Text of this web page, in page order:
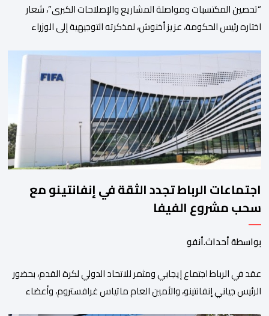
“تحصين المكتسبات ومواصلة المشاريع والإصلاحات الكبرى”، شعار
اختاره رئيس الحكومة، عزيز أخنوش، لمذكرته التوجيهية إلى الوزراء
مشروع من نوعه في ظل ولايته الحكومية. هذه الرسالة التأطيرية
ارتكزت على 4 أولويات، كما حملت ألحت على ضرورة عقلنة نفقات
التسيير، بل وتقييد التوظيف إلا في حالة الضرورة. […]
اجتماعات الرباط تجدد الثقة في إنفانتينو مع
سحب مشروع الفيفا
بواسطة أحداث.أنفو
عقد في الرباط اجتماع إيجابي ومثمر للاتحاد الدولي لكرة القدم، بحضور
الرئيس جياني إنفانتينو، والأمين العام ماتياس غرافستروم، وأعضاء